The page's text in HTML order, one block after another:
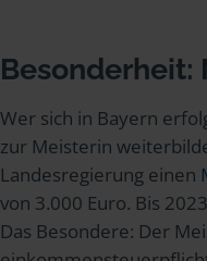
Besonderheit:
Wer sich in Bayern
zur Meisterin
Landesregierung einen
von 3.000 Euro. Bis
Das Besondere: Der